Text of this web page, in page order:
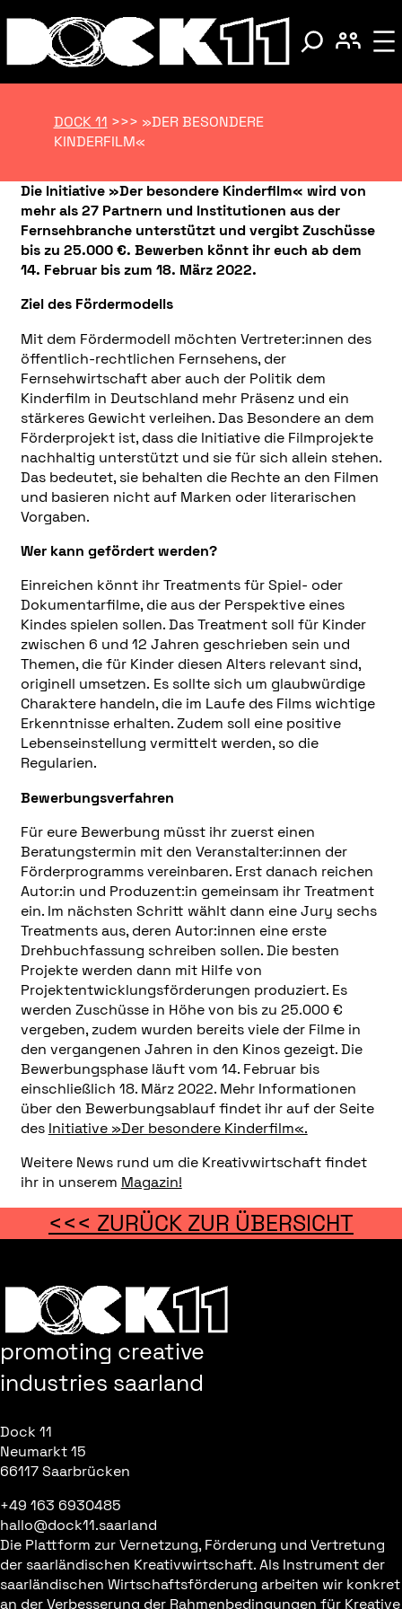
DOCK 11 >>> »DER BESONDERE
KINDERFILM«
Die Initiative »Der besondere Kinderfilm« wird von
mehr als 27 Partnern und Institutionen aus der
Fernsehbranche unterstützt und vergibt Zuschüsse
bis zu 25.000 €. Bewerben könnt ihr euch ab dem
14. Februar bis zum 18. März 2022.
Ziel des Fördermodells
Mit dem Fördermodell möchten Vertreter:innen des
öffentlich-rechtlichen Fernsehens, der
Fernsehwirtschaft aber auch der Politik dem
Kinderfilm in Deutschland mehr Präsenz und ein
stärkeres Gewicht verleihen. Das Besondere an dem
Förderprojekt ist, dass die Initiative die Filmprojekte
nachhaltig unterstützt und sie für sich allein stehen.
Das bedeutet, sie behalten die Rechte an den Filmen
und basieren nicht auf Marken oder literarischen
Vorgaben.
Wer kann gefördert werden?
Einreichen könnt ihr Treatments für Spiel- oder
Dokumentarfilme, die aus der Perspektive eines
Kindes spielen sollen. Das Treatment soll für Kinder
zwischen 6 und 12 Jahren geschrieben sein und
Themen, die für Kinder diesen Alters relevant sind,
originell umsetzen. Es sollte sich um glaubwürdige
Charaktere handeln, die im Laufe des Films wichtige
Erkenntnisse erhalten. Zudem soll eine positive
Lebenseinstellung vermittelt werden, so die
Regularien.
Bewerbungsverfahren
Für eure Bewerbung müsst ihr zuerst einen
Beratungstermin mit den Veranstalter:innen der
Förderprogramms vereinbaren. Erst danach reichen
Autor:in und Produzent:in gemeinsam ihr Treatment
ein. Im nächsten Schritt wählt dann eine Jury sechs
Treatments aus, deren Autor:innen eine erste
Drehbuchfassung schreiben sollen. Die besten
Projekte werden dann mit Hilfe von
Projektentwicklungsförderungen produziert. Es
werden Zuschüsse in Höhe von bis zu 25.000 €
vergeben, zudem wurden bereits viele der Filme in
den vergangenen Jahren in den Kinos gezeigt. Die
Bewerbungsphase läuft vom 14. Februar bis
einschließlich 18. März 2022. Mehr Informationen
über den Bewerbungsablauf findet ihr auf der Seite
des Initiative »Der besondere Kinderfilm«.
Weitere News rund um die Kreativwirtschaft findet
ihr in unserem Magazin!
<<< ZURÜCK ZUR ÜBERSICHT
promoting creative
industries saarland
Dock 11
Neumarkt 15
66117 Saarbrücken
+49 163 6930485
hallo@dock11.saarland
Die Plattform zur Vernetzung, Förderung und Vertretung
der saarländischen Kreativwirtschaft. Als Instrument der
saarländischen Wirtschaftsförderung arbeiten wir konkret
an der Verbesserung der Rahmenbedingungen für Kreative